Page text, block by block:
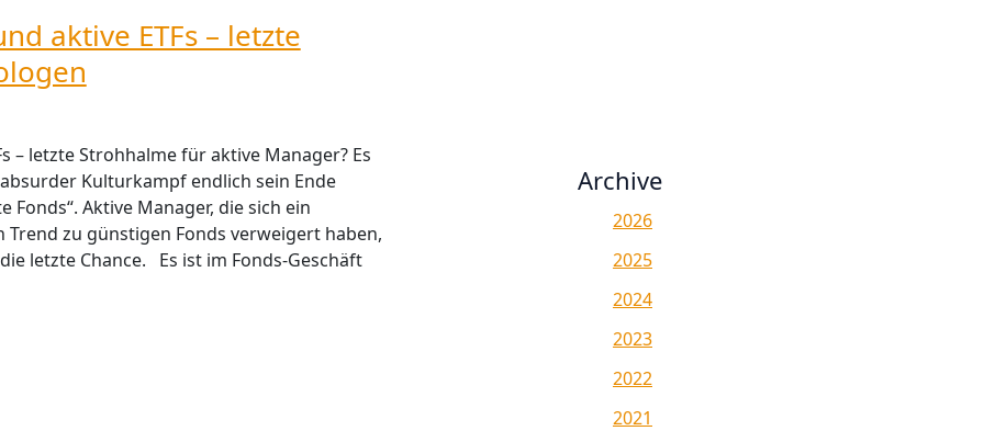
aktive ETFs – letzte
– letzte Strohhalme für aktive Manager? Es
Kulturkampf endlich sein Ende
Fonds“. Aktive Manager, die sich ein
zu günstigen Fonds verweigert haben,
letzte Chance. Es ist im Fonds-Geschäft
Archive
2026
2025
2024
2023
2022
2021